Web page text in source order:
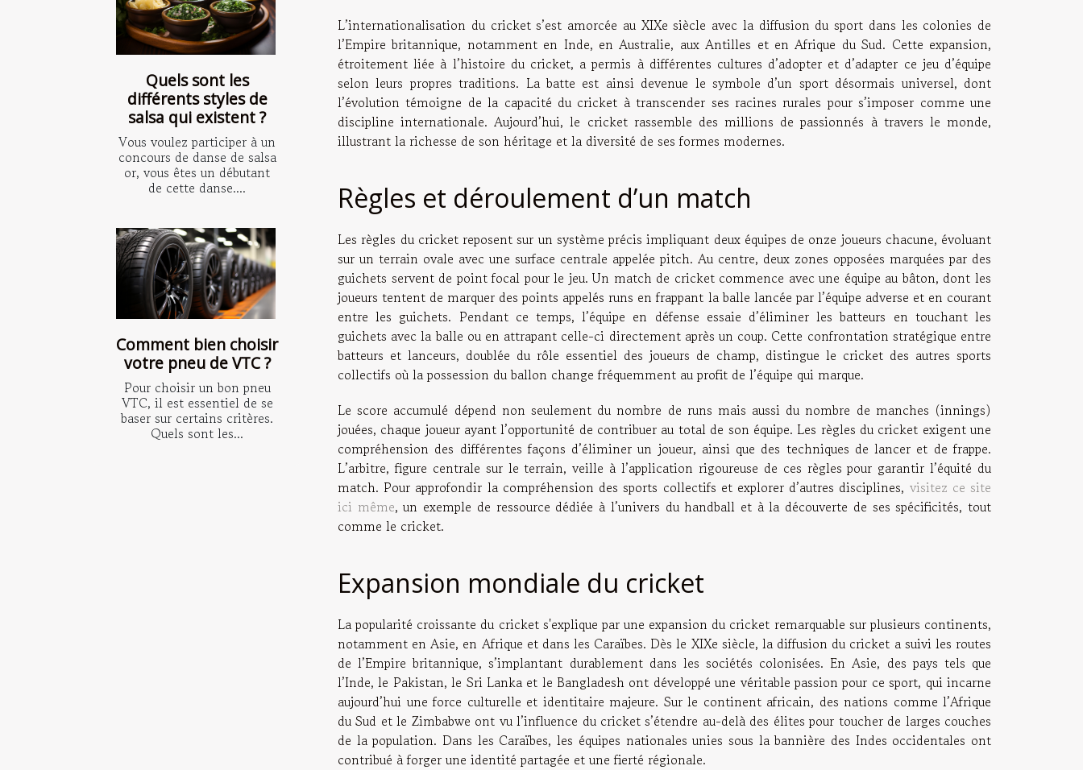
Quels sont les
différents styles de
salsa qui existent ?
Vous voulez participer à un
concours de danse de salsa
or, vous êtes un débutant
de cette danse....
Comment bien choisir
votre pneu de VTC ?
Pour choisir un bon pneu
VTC, il est essentiel de se
baser sur certains critères.
Quels sont les...
L’internationalisation du cricket s’est amorcée au XIXe siècle avec la diffusion du sport dans les colonies de
l’Empire britannique, notamment en Inde, en Australie, aux Antilles et en Afrique du Sud. Cette expansion,
étroitement liée à l’histoire du cricket, a permis à différentes cultures d’adopter et d’adapter ce jeu d’équipe
selon leurs propres traditions. La batte est ainsi devenue le symbole d’un sport désormais universel, dont
l’évolution témoigne de la capacité du cricket à transcender ses racines rurales pour s’imposer comme une
discipline internationale. Aujourd’hui, le cricket rassemble des millions de passionnés à travers le monde,
illustrant la richesse de son héritage et la diversité de ses formes modernes.
Règles et déroulement d’un match
Les règles du cricket reposent sur un système précis impliquant deux équipes de onze joueurs chacune, évoluant
sur un terrain ovale avec une surface centrale appelée pitch. Au centre, deux zones opposées marquées par des
guichets servent de point focal pour le jeu. Un match de cricket commence avec une équipe au bâton, dont les
joueurs tentent de marquer des points appelés runs en frappant la balle lancée par l’équipe adverse et en courant
entre les guichets. Pendant ce temps, l’équipe en défense essaie d’éliminer les batteurs en touchant les
guichets avec la balle ou en attrapant celle-ci directement après un coup. Cette confrontation stratégique entre
batteurs et lanceurs, doublée du rôle essentiel des joueurs de champ, distingue le cricket des autres sports
collectifs où la possession du ballon change fréquemment au profit de l’équipe qui marque.
Le score accumulé dépend non seulement du nombre de runs mais aussi du nombre de manches (innings)
jouées, chaque joueur ayant l’opportunité de contribuer au total de son équipe. Les règles du cricket exigent une
compréhension des différentes façons d’éliminer un joueur, ainsi que des techniques de lancer et de frappe.
L’arbitre, figure centrale sur le terrain, veille à l’application rigoureuse de ces règles pour garantir l’équité du
match. Pour approfondir la compréhension des sports collectifs et explorer d’autres disciplines, visitez ce site
ici même, un exemple de ressource dédiée à l’univers du handball et à la découverte de ses spécificités, tout
comme le cricket.
Expansion mondiale du cricket
La popularité croissante du cricket s'explique par une expansion du cricket remarquable sur plusieurs continents,
notamment en Asie, en Afrique et dans les Caraïbes. Dès le XIXe siècle, la diffusion du cricket a suivi les routes
de l’Empire britannique, s’implantant durablement dans les sociétés colonisées. En Asie, des pays tels que
l’Inde, le Pakistan, le Sri Lanka et le Bangladesh ont développé une véritable passion pour ce sport, qui incarne
aujourd’hui une force culturelle et identitaire majeure. Sur le continent africain, des nations comme l’Afrique
du Sud et le Zimbabwe ont vu l’influence du cricket s’étendre au-delà des élites pour toucher de larges couches
de la population. Dans les Caraïbes, les équipes nationales unies sous la bannière des Indes occidentales ont
contribué à forger une identité partagée et une fierté régionale.